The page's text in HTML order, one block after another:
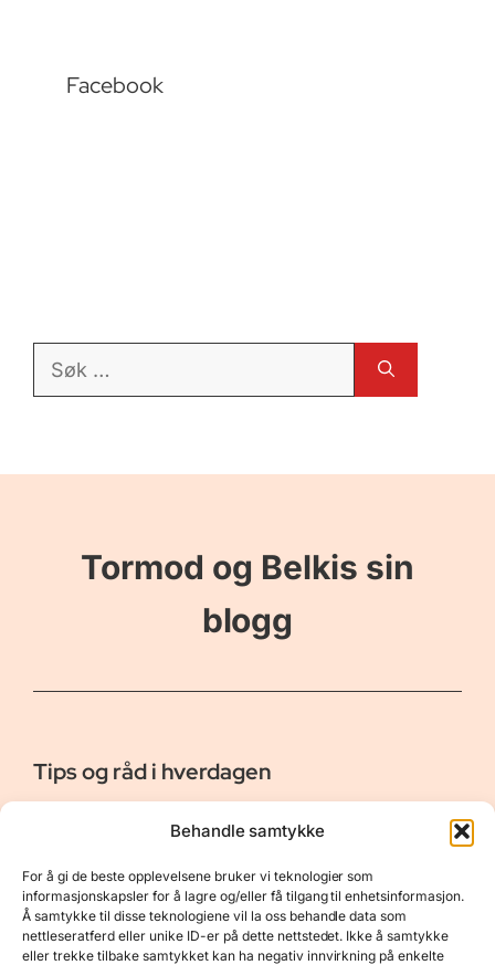
Behandle samtykke
For å gi de beste opplevelsene bruker vi teknologier som
informasjonskapsler for å lagre og/eller få tilgang til enhetsinformasjon.
Å samtykke til disse teknologiene vil la oss behandle data som
nettleseratferd eller unike ID-er på dette nettstedet. Ikke å samtykke
eller trekke tilbake samtykket kan ha negativ innvirkning på enkelte
Facebook
Søk
Tormod og Belkis sin
blogg
Tips og råd i hverdagen
Er vår bloggside hvor vi ønsker å dele våre opplevelser og
gi deg råd og tips innen reiser, hotell - og restauranter,
naturopplevelser, personlig pleie, data, film og bøker m.m.
Nyttige Linker
Om oss
Resurser
Personvernerklæring